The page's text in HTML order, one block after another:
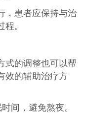
，患者应保持与治
。
式的调整也可以帮
效的辅助治疗方
间，避免熬夜。